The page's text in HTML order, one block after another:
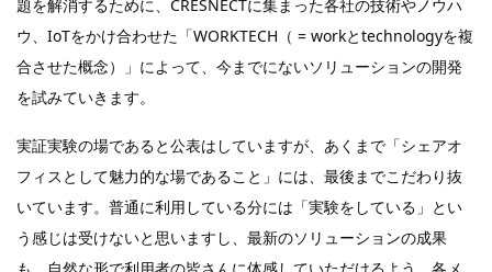
題を解消するために、CRESNECTに集まった各社の技術やノウハ
ウ、IoTをかけ合わせた「WORKTECH（ = workとtechnologyを複
合させた概念）」によって、今までにないソリューションの開発
を試みていきます。
実証実験の場であると公表はしていますが、あくまで「シェアオ
フィスとして魅力的な場であること」には、最後までこだわり抜
いています。普通に利用している分には「実験をしている」とい
う感じは受けないと思いますし、最新のソリューションの成果
も、自然な形で利用者の皆さんに体感していただけるよう、各メ